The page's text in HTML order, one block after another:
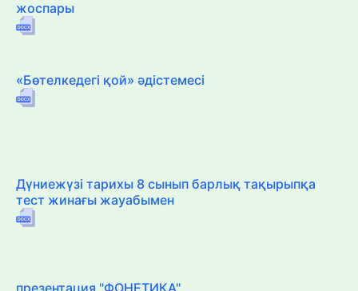
жоспары
«Бөтелкедегі қой» әдістемесі
Дүниежүзі тарихы 8 сынып барлық тақырыпқа
тест жинағы жауабымен
презентация "ФОНЕТИКА"